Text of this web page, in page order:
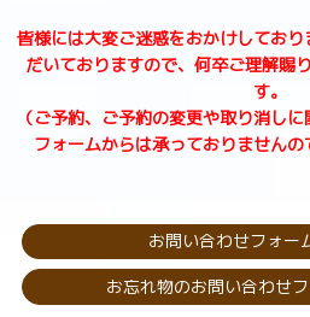
皆様には大変ご迷惑をおかけしてお
だいておりますので、何卒ご理解賜
す。
（ご予約、ご予約の変更や取り消し
フォームからは承っておりませんの
お問い合わせフォー
お忘れ物のお問い合わせ